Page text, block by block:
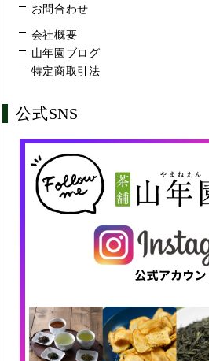
お問合わせ
会社概要
山年園ブログ
特定商取引法
公式SNS